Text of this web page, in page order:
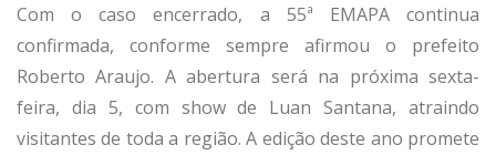
Com o caso encerrado, a 55ª EMAPA continua
confirmada, conforme sempre afirmou o prefeito
Roberto Araujo. A abertura será na próxima sexta-
feira, dia 5, com show de Luan Santana, atraindo
visitantes de toda a região. A edição deste ano promete